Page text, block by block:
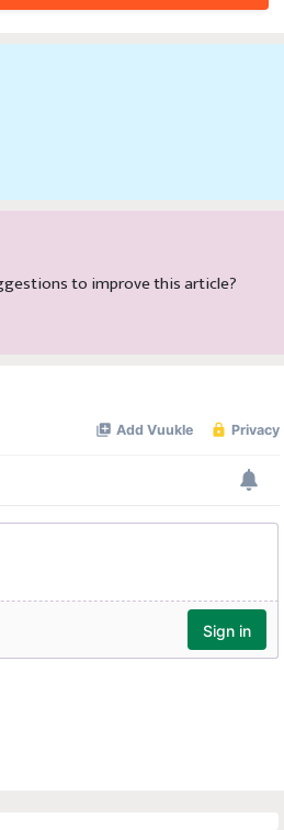
to improve this article?